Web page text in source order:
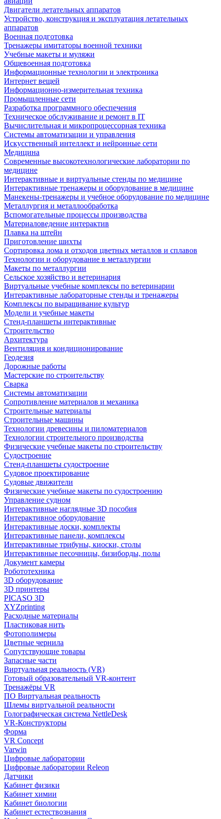
Двигатели летательных аппаратов
Устройство, конструкция и эксплуатация летательных
аппаратов
Военная подготовка
Тренажеры имитаторы военной техники
Учебные макеты и муляжи
Общевоенная подготовка
Информационные технологии и электроника
Интернет вещей
Информационно-измерительная техника
Промышленные сети
Разработка программного обеспечения
Техническое обслуживание и ремонт в IT
Вычислительная и микропроцессорная техника
Системы автоматизации и управления
Искусственный интеллект и нейронные сети
Медицина
Современные высокотехнологические лаборатории по
медицине
Интерактивные и виртуальные стенды по медицине
Интерактивные тренажеры и оборудование в медицине
Манекены-тренажеры и учебное оборудование по медицине
Металлургия и металлообработка
Вспомогательные процессы производства
Материаловедение интерактив
Плавка на штейн
Приготовление шихты
Сортировка лома и отходов цветных металлов и сплавов
Технологии и оборудование в металлургии
Макеты по металлургии
Сельское хозяйство и ветеринария
Виртуальные учебные комплексы по ветеринарии
Интерактивные лабораторные стенды и тренажеры
Комплексы по выращивание культур
Модели и учебные макеты
Стенд-планшеты интерактивные
Строительство
Архитектура
Вентиляция и кондиционирование
Геодезия
Дорожные работы
Мастерские по строительству
Сварка
Системы автоматизации
Сопротивление материалов и механика
Строительные материалы
Строительные машины
Технологии древесины и пиломатериалов
Технологии строительного производства
Физические учебные макеты по строительству
Судостроение
Стенд-планшеты судостроение
Судовое проектирование
Судовые движители
Физические учебные макеты по судостроению
Управление судном
Интерактивные наглядные 3D пособия
Интерактивное оборудование
Интерактивные доски, комплекты
Интерактивные панели, комплексы
Интерактивные трибуны, киоски, столы
Интерактивные песочницы, бизиборды, полы
Документ камеры
Робототехника
3D оборудование
3D принтеры
PICASO 3D
XYZprinting
Расходные материалы
Пластиковая нить
Фотополимеры
Цветные чернила
Сопутствующие товары
Запасные части
Виртуальная реальность (VR)
Готовый образовательный VR-контент
Тренажёры VR
ПО Виртуальная реальность
Шлемы виртуальной реальности
Голографическая система NettleDesk
VR-Конструкторы
Форма
VR Concept
Varwin
Цифровые лаборатории
Цифровые лаборатории Releon
Датчики
Кабинет физики
Кабинет химии
Кабинет биологии
Кабинет естествознания